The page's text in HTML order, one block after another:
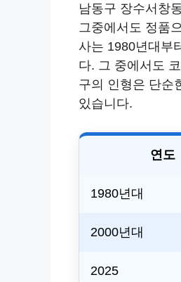
남동구 장수서창
그중에서도 정품
사는 1980년대부
다. 그 중에서도
구의 인형은 단순
있습니다.
연도
1980년대
2000년대
2025